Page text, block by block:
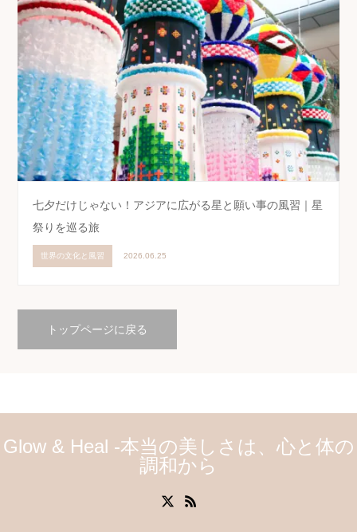
七夕だけじゃない！アジアに広がる星と願い事の風習｜星
祭りを巡る旅
世界の文化と風習 2026.06.25
トップページに戻る
Glow & Heal -本当の美しさは、心と体の
調和から